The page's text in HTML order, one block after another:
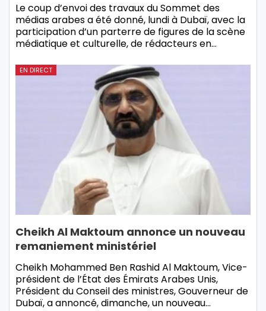
Le coup d’envoi des travaux du Sommet des
médias arabes a été donné, lundi à Dubaï, avec la
participation d’un parterre de figures de la scène
médiatique et culturelle, de rédacteurs en…
EN DIRECT
Cheikh Al Maktoum annonce un nouveau
remaniement ministériel
Cheikh Mohammed Ben Rashid Al Maktoum, Vice-
président de l’État des Émirats Arabes Unis,
Président du Conseil des ministres, Gouverneur de
Dubaï, a annoncé, dimanche, un nouveau…